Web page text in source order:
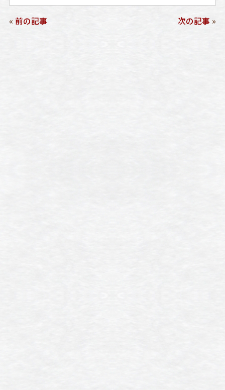
« 前の記事 次の記事 »